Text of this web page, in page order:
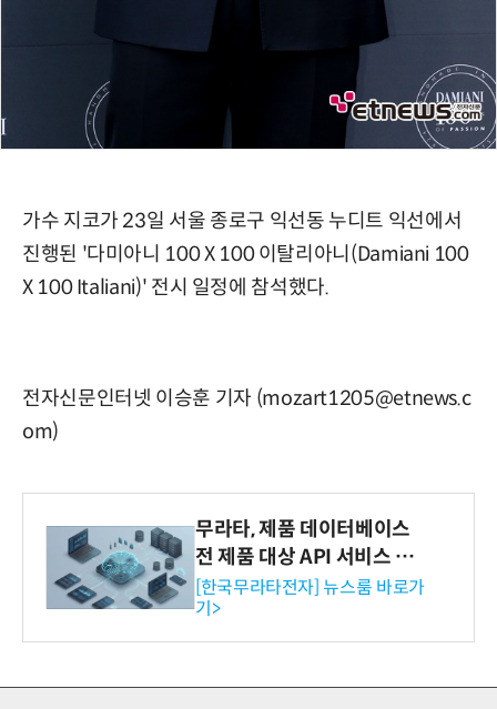
가수 지코가 23일 서울 종로구 익선동 누디트 익선에서
진행된 '다미아니 100 X 100 이탈리아니(Damiani 100
X 100 Italiani)' 전시 일정에 참석했다.
전자신문인터넷 이승훈 기자 (mozart1205@etnews.c
om)
무라타, 제품 데이터베이스
전 제품 대상 API 서비스 제
공…73개 제품 카테고리로
확대
[한국무라타전자] 뉴스룸 바로가
기>